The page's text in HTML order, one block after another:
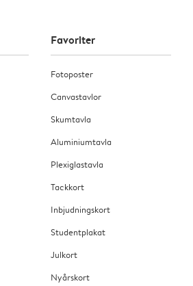
Favoriter
Fotoposter
Canvastavlor
Skumtavla
Aluminiumtavla
Plexiglastavla
Tackkort
Inbjudningskort
Studentplakat
Julkort
Nyårskort